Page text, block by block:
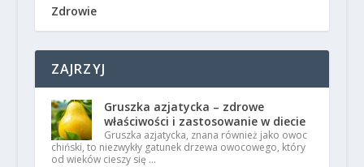
Zdrowie
ZAJRZYJ
Gruszka azjatycka – zdrowe
właściwości i zastosowanie w diecie
Gruszka azjatycka, znana również jako owoc
chiński, to niezwykły gatunek drzewa owocowego, który
od wieków cieszy się …